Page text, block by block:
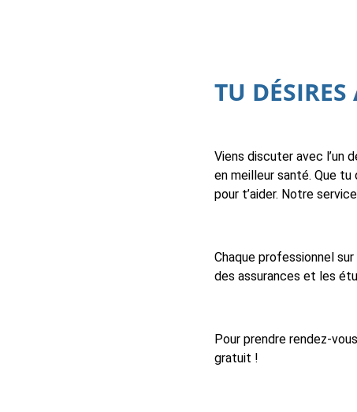
TU
Viens discuter avec l’un
en meilleur santé. Que tu
pour t’aider. Notre
Chaque professionnel
des assurances et les
Pour prendre rendez-
gratuit !